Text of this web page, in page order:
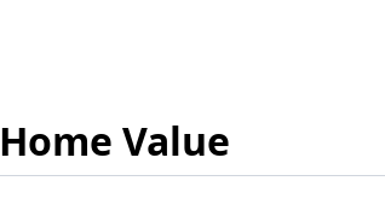
Home Value